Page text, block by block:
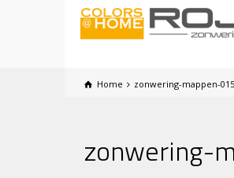
Home zonwering-mappen-015
zonwering-